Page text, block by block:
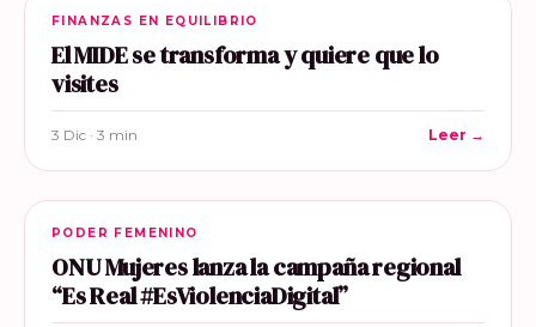
FINANZAS EN EQUILIBRIO
El MIDE se transforma y quiere que lo
visites
3 Dic · 3 min Leer →
PODER FEMENINO
ONU Mujeres lanza la campaña regional
“Es Real #EsViolenciaDigital”